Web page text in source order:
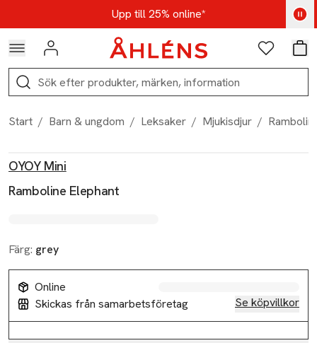
Hoppa till navigationsmenynUpp till 25% online*
Kod: AUG25 - Shoppa nu
Logga in Favoriter
Sök
Start / Barn & ungdom / Leksaker / Mjukisdjur /
OYOY Mini
Ramboline Elephant
Färg: grey
Online
Skickas från samarbetsföretag
Se köpvillkor